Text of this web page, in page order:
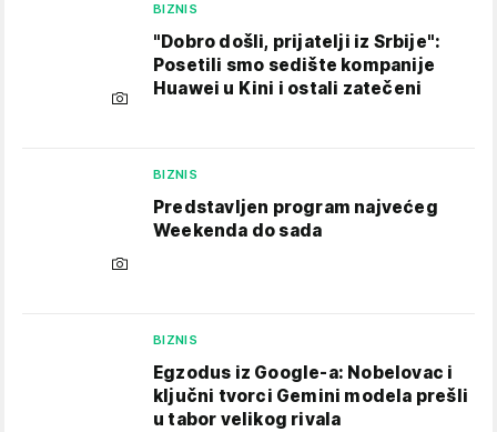
BIZNIS
"Dobro došli, prijatelji iz Srbije":
Posetili smo sedište kompanije
Huawei u Kini i ostali zatečeni
BIZNIS
Predstavljen program najvećeg
Weekenda do sada
BIZNIS
Egzodus iz Google-a: Nobelovac i
ključni tvorci Gemini modela prešli
u tabor velikog rivala